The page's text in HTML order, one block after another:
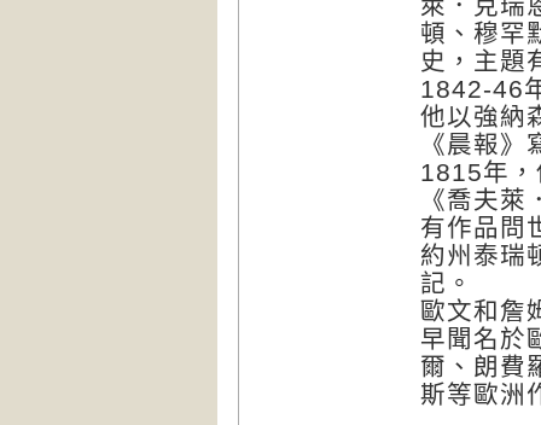
頓、穆罕
史，主題
1842-46
他以強納
《晨報
1815年
《喬夫
有作品問
約州泰瑞
記。
歐文和詹
早聞名於
爾、朗費
斯等歐洲